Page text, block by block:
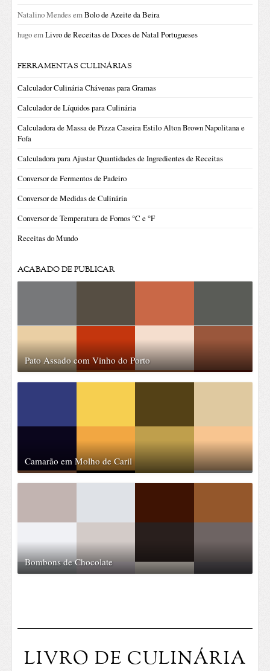
Natalino MendesemBolo de Azeite da Beira
hugoemLivro de Receitas de Doces de Natal Portugueses
FERRAMENTAS CULINÁRIAS
Calculador Culinária Chávenas para Gramas
Calculador de Líquidos para Culinária
Calculadora de Massa de Pizza Caseira Estilo Alton Brown Napolitana e
Fofa
Calculadora para Ajustar Quantidades de Ingredientes de Receitas
Conversor de Fermentos de Padeiro
Conversor de Medidas de Culinária
Conversor de Temperatura de Fornos °C e °F
Receitas do Mundo
ACABADO DE PUBLICAR
Pato Assado com Vinho do Porto
Camarão em Molho de Caril
Bombons de Chocolate
LIVRO DE CULINÁRIA